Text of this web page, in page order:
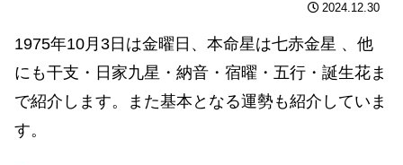
2024.12.30
1975年10月3日は金曜日、本命星は七赤金星 、他
にも干支・日家九星・納音・宿曜・五行・誕生花ま
で紹介します。また基本となる運勢も紹介していま
す。